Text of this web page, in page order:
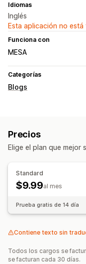
Idiomas
Inglés
Esta aplicación no está
Funciona con
MESA
Categorías
Blogs
Imágenes
Cronogramas
Metaetiqueta
Opciones de muestra
Promoción de marca
Precios
Elige el plan que mejor
Standard
$9.99al mes
Prueba gratis de 14 día
Contiene texto sin
Todos los cargos se
se facturan cada 30 días.